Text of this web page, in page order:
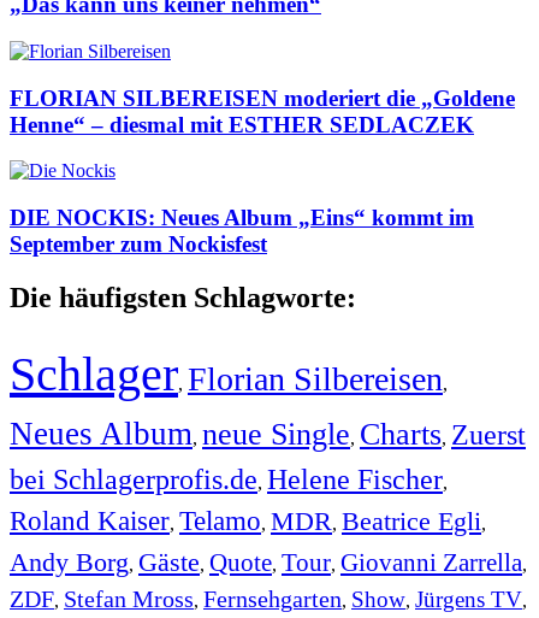
FLORIAN SILBEREISEN moderiert die „Goldene
Henne“ – diesmal mit ESTHER SEDLACZEK
DIE NOCKIS: Neues Album „Eins“ kommt im
September zum Nockisfest
Die häufigsten Schlagworte:
Schlager, Florian Silbereisen,
Neues Album, neue Single, Charts, Zuerst
bei Schlagerprofis.de, Helene Fischer,
Roland Kaiser, Telamo, MDR, Beatrice Egli,
Andy Borg, Gäste, Quote, Tour, Giovanni Zarrella,
ZDF, Stefan Mross, Fernsehgarten, Show, Jürgens TV,